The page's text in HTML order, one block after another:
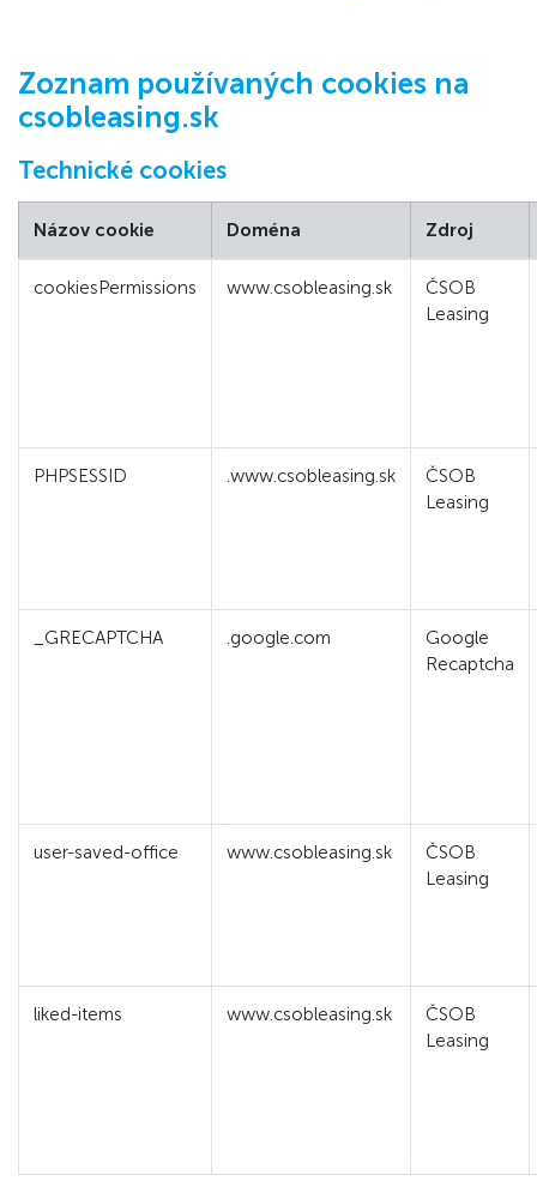
Zoznam používaných cookies na
csobleasing.sk
Technické cookies
Názov cookie Doména Zdroj
cookiesPermissions www.csobleasing.sk
ČSOB
Leasing
PHPSESSID .www.csobleasing.sk
ČSOB
Leasing
_GRECAPTCHA .google.com
Google
Recaptcha
user-saved-office www.csobleasing.sk
ČSOB
Leasing
liked-items www.csobleasing.sk
ČSOB
Leasing